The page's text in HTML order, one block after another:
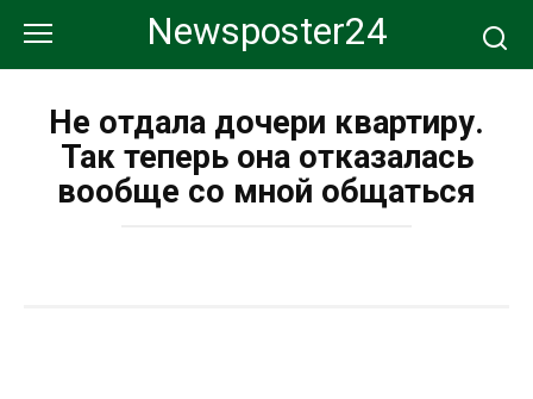
контенту
Newsposter24
Не отдала дочери квартиру.
Так теперь она отказалась
вообще со мной общаться